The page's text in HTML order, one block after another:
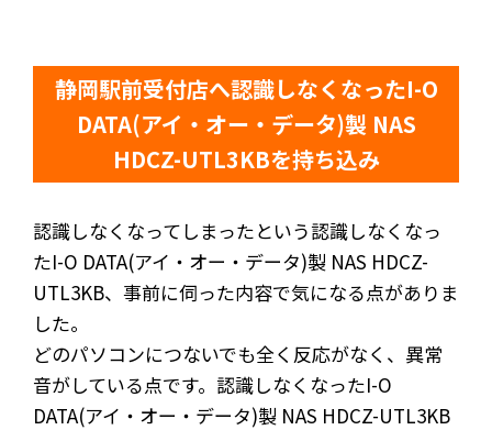
静岡駅前受付店へ認識しなくなったI-O
DATA(アイ・オー・データ)製 NAS
HDCZ-UTL3KBを持ち込み
認識しなくなってしまったという認識しなくなっ
たI-O DATA(アイ・オー・データ)製 NAS HDCZ-
UTL3KB、事前に伺った内容で気になる点がありま
した。
どのパソコンにつないでも全く反応がなく、異常
音がしている点です。認識しなくなったI-O
DATA(アイ・オー・データ)製 NAS HDCZ-UTL3KB